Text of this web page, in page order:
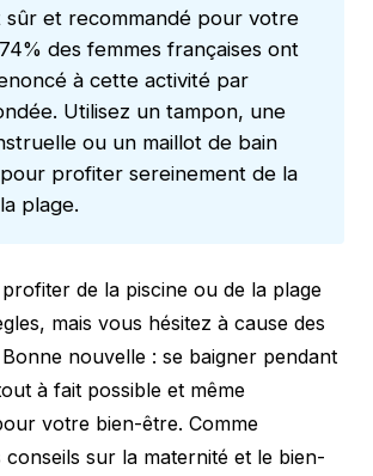
sûr et recommandé pour votre
des femmes françaises ont
à cette activité par
Utilisez un tampon, une
ou un maillot de bain
profiter sereinement de la
plage.
de la piscine ou de la plage
mais vous hésitez à cause des
nouvelle : se baigner pendant
à fait possible et même
votre bien-être. Comme
conseils sur la maternité et le bien-